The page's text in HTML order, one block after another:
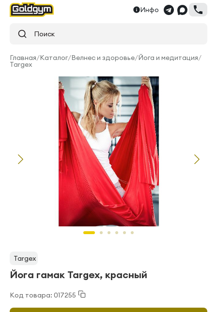
Инфо
Поиск
Главная/Каталог/Велнес и здоровье/Йога и медитация/
Targex
Targex
Йога гамак Targex, красный
Код товара: 017255